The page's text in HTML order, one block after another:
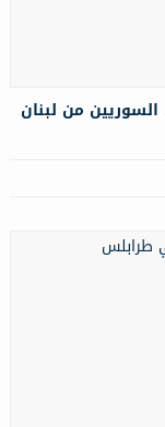
السوريين من لبنان